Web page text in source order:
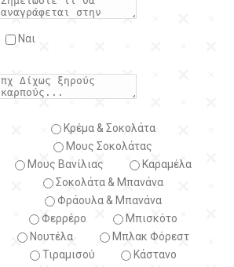
Ναι
Κρέμα & Σοκολάτα
Μους Σοκολάτας
Μους Βανίλιας
Καραμέλα
Σοκολάτα & Μπανάνα
Φράουλα & Μπανάνα
Φερρέρο
Μπισκότο
Νουτέλα
Μπλακ Φόρεστ
Τιραμισού
Κάστανο